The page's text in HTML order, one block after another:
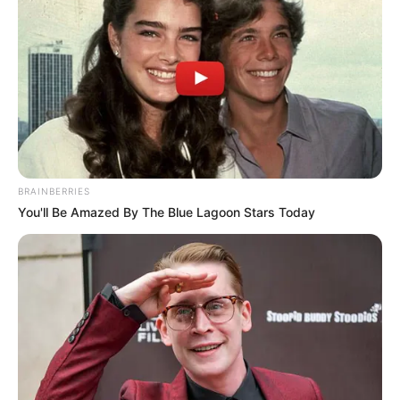
TEMAS RELACIONADOS
PIEDECUESTA TOQUE DE QUEDA LEY SECA
MANTÉNGASE EN ALERTA
interesan. Para estar bien informado, por
favor, active las notificaciones de Alerta.
ACTIVAR AHORA
TEMAS DESTACADOS
BRAINBERRIES
You'll Be Amazed By The Blue Lagoon Stars Today